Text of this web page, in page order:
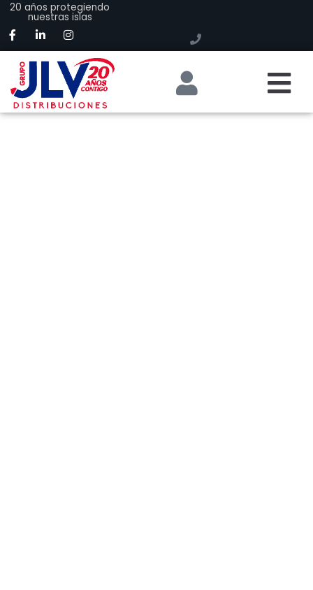
20 años protegiendo
nuestras islas